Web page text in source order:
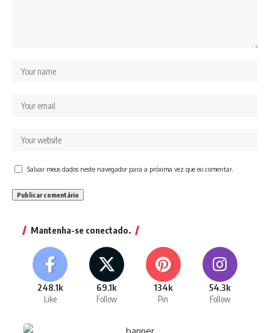
Salvar meus dados neste navegador para a próxima vez que eu comentar.
Mantenha-se conectado.
248.1k
Like
69.1k
Follow
134k
Pin
54.3k
Follow